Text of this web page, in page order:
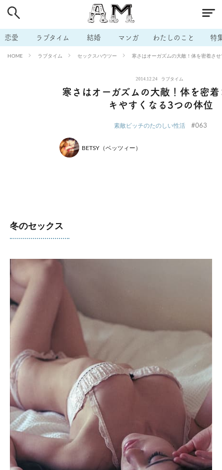
恋愛 ラブタイム 結婚 マンガ わたしのこと 特
HOME ラブタイム セックスハウツー 寒さはオーガズムの大敵！体を密着さ
2014.12.24 ラブタイム
寒さはオーガズムの大敵！体を密
キやすくなる3つの体位
素敵ビッチのたのしい性活 #063
BETSY（ベッツィー）
冬のセックス
# 男の本音 # セフレ # 不倫
# 出会う方法 # マッチングアプリ # ラブグッズ # 体の相